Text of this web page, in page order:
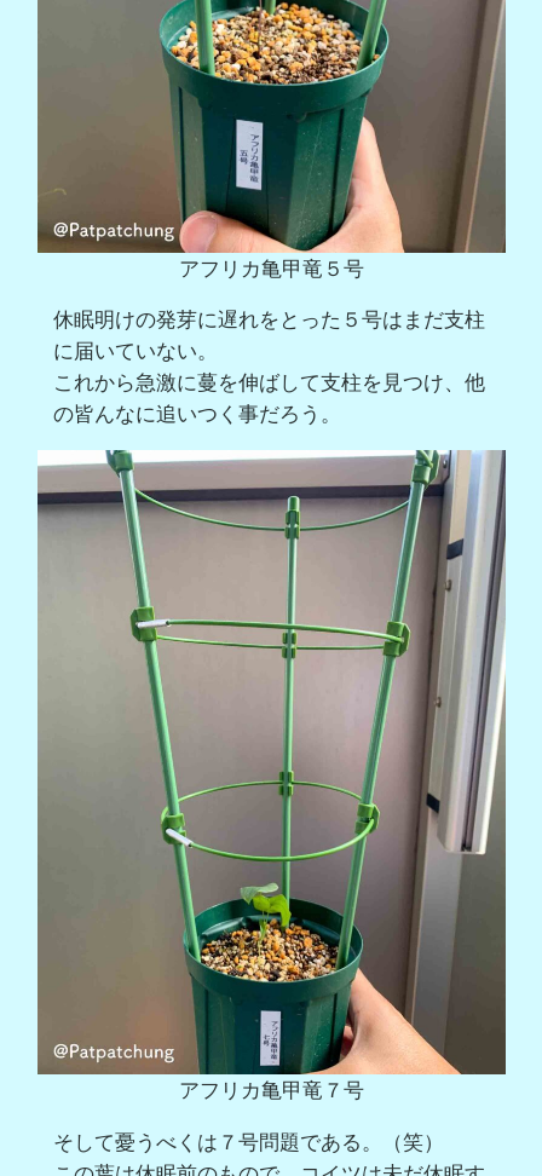
アフリカ亀甲竜５号
休眠明けの発芽に遅れをとった５号はまだ支柱
に届いていない。
これから急激に蔓を伸ばして支柱を見つけ、他
の皆んなに追いつく事だろう。
アフリカ亀甲竜７号
そして憂うべくは７号問題である。（笑）